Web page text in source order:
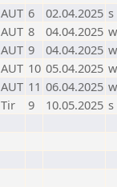
AUT 6 02.04.2025 s
AUT 8 04.04.2025 w
AUT 9 04.04.2025 w
AUT 10 05.04.2025 w
AUT 11 06.04.2025 w
Tir 9 10.05.2025 s